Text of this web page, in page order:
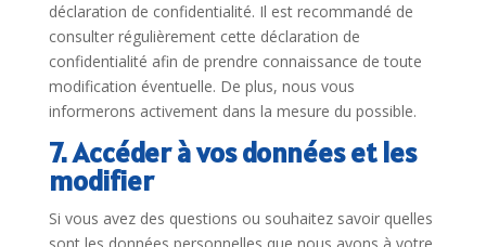
déclaration de confidentialité. Il est recommandé de
consulter régulièrement cette déclaration de
confidentialité afin de prendre connaissance de toute
modification éventuelle. De plus, nous vous
informerons activement dans la mesure du possible.
7. Accéder à vos données et les
modifier
Si vous avez des questions ou souhaitez savoir quelles